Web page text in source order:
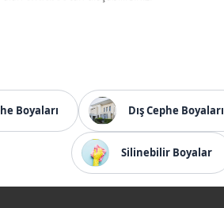
Boyaları Dış Cephe Boyaları
Silinebilir Boyalar